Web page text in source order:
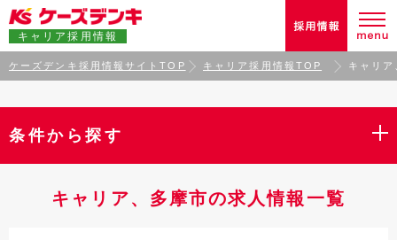
キャリア採用情報
ケーズデンキ採用情報サイトTOP キャリア採用情報TOP キャリ
条件から探す
キャリア、多摩市の求人情報一覧